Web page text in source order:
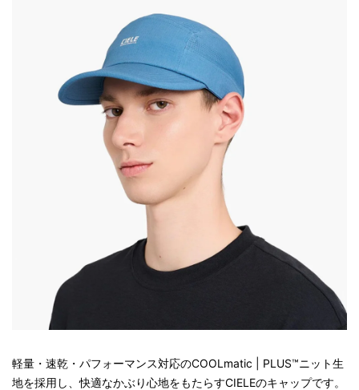
軽量・速乾・パフォーマンス対応のCOOLmatic | PLUS™ニット生
地を採用し、快適なかぶり心地をもたらすCIELEのキャップです。